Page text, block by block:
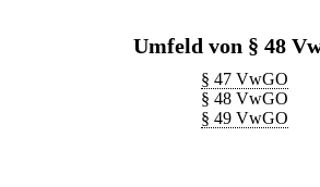
Umfeld von § 48
§ 47 VwGO
§ 48 VwGO
§ 49 VwGO